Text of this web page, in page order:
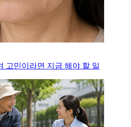
고민이라면 지금 해야 할 일